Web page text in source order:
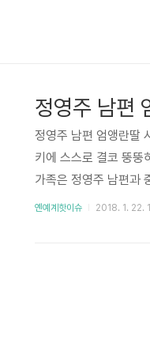
정영주 남편
정영주 남편 엄앵란딸
키에 스스로 결코 뚱뚱
가족은 정영주 남편과
정영주 연관검색어 존
말이죠. 그녀의 필모
옌예계핫이슈 2018. 1. 22.